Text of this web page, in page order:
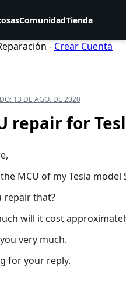
ComunidadTienda
- Crear Cuenta
13 DE AGO. DE 2020
repair for
MCU of my Tesla model
repair that?
will it cost
very much.
for your reply.